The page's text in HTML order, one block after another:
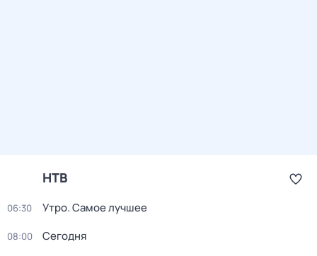
НТВ
06:30 Утро. Самое лучшее
08:00 Сегодня